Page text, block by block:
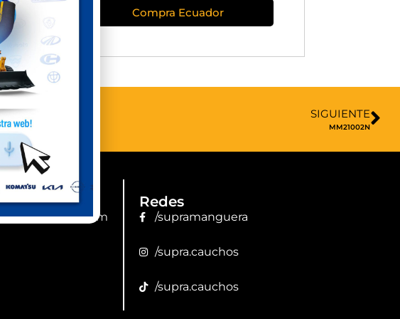
Compra Ecuador
SIGUIENTE
MM21002N
Redes
/supramanguera
/supra.cauchos
/supra.cauchos